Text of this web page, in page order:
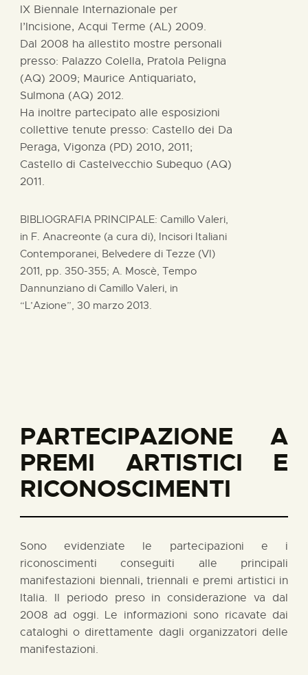
IX Biennale Internazionale per
l’Incisione, Acqui Terme (AL) 2009.
Dal 2008 ha allestito mostre personali
presso: Palazzo Colella, Pratola Peligna
(AQ) 2009; Maurice Antiquariato,
Sulmona (AQ) 2012.
Ha inoltre partecipato alle esposizioni
collettive tenute presso: Castello dei Da
Peraga, Vigonza (PD) 2010, 2011;
Castello di Castelvecchio Subequo (AQ)
2011.
BIBLIOGRAFIA PRINCIPALE: Camillo Valeri,
in F. Anacreonte (a cura di), Incisori Italiani
Contemporanei, Belvedere di Tezze (VI)
2011, pp. 350-355; A. Moscè, Tempo
Dannunziano di Camillo Valeri, in
“L’Azione”, 30 marzo 2013.
PARTECIPAZIONE A
PREMI ARTISTICI E
RICONOSCIMENTI
Sono evidenziate le partecipazioni e i
riconoscimenti conseguiti alle principali
manifestazioni biennali, triennali e premi artistici in
Italia. Il periodo preso in considerazione va dal
2008 ad oggi. Le informazioni sono ricavate dai
cataloghi o direttamente dagli organizzatori delle
manifestazioni.